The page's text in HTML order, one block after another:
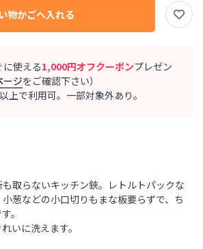
使える1,000円オフクーポンプレゼン
ージをご確認下さい）
上で利用可。一部対象外あり。
取らないキッチン鋏。レトルトパックな
葱などの小口切りもまな板要らずで、ち
。
いに洗えます。